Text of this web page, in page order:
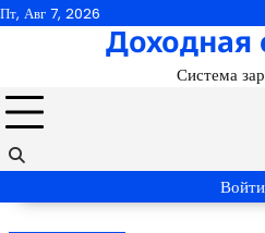
Перейти
Пт, Авг 7, 2026
Доходная
Система
Войти